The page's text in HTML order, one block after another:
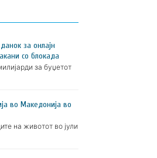
за онлајн
со блокада
за буџетот
во Македонија во
на животот во јули